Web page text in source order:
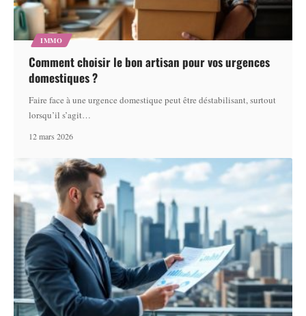
IMMO
Comment choisir le bon artisan pour vos urgences
domestiques ?
Faire face à une urgence domestique peut être déstabilisant, surtout
lorsqu’il s’agit…
12 mars 2026